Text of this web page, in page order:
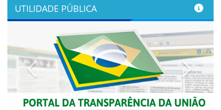
UTILIDADE PÚBLICA
Previous Next